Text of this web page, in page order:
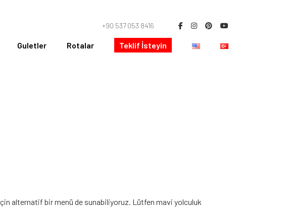
+90 537 053 8416
Guletler Rotalar Teklif İsteyin
alternatif bir menü de sunabiliyoruz. Lütfen mavi yolculuk